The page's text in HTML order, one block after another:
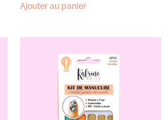
Ajouter au panier